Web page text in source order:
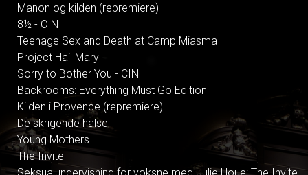
Manon og kilden (repremiere)
8½ - CIN
Teenage Sex and Death at Camp Miasma
Project Hail Mary
Sorry to Bother You - CIN
Backrooms: Everything Must Go Edition
Kilden i Provence (repremiere)
De skrigende halse
Young Mothers
The Invite
Seksualundervisning for voksne med Julie Houe: The Invite